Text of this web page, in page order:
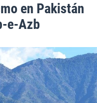
en Pakistán
e-Azb